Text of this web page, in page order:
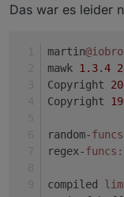
"command
Das war es leider
martin
mawk 1.3.4
Copyright
Copyright
random-
regex-funcs:
compiled